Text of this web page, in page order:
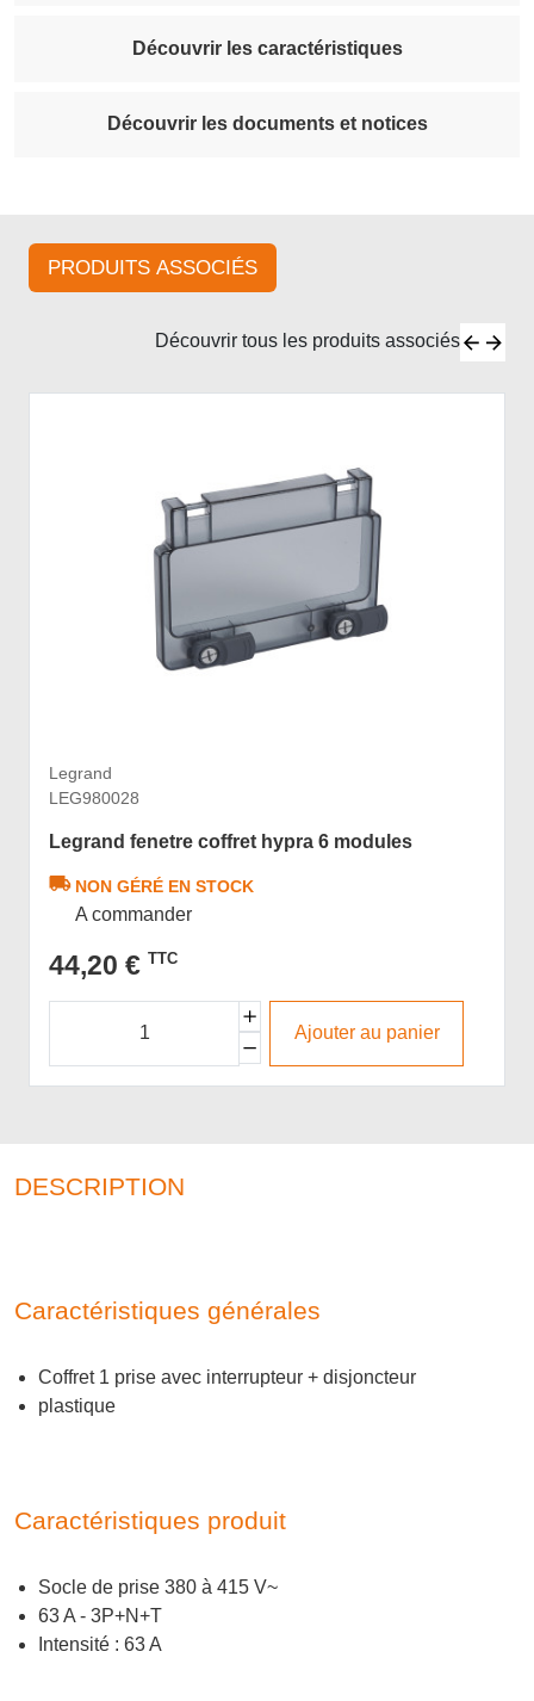
Découvrir les caractéristiques
Découvrir les documents et notices
PRODUITS ASSOCIÉS
Découvrir tous les produits associés
Legrand
LEG980028
Legrand fenetre coffret hypra 6 modules
NON GÉRÉ EN STOCK
A commander
44,20 € TTC
Ajouter au panier
DESCRIPTION
Caractéristiques générales
Coffret 1 prise avec interrupteur + disjoncteur
plastique
Caractéristiques produit
Socle de prise 380 à 415 V~
63 A - 3P+N+T
Intensité : 63 A